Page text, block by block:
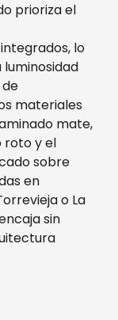
prioriza el
lo
materiales
mate,
roto y el
sobre
en
o La
sin